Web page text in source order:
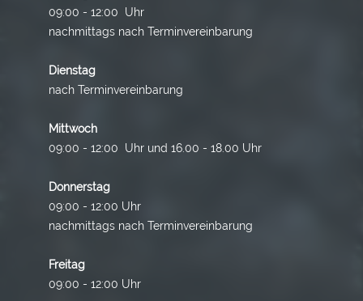
09:00 - 12:00 Uhr
nachmittags nach Terminvereinbarung
Dienstag
nach Terminvereinbarung
Mittwoch
09:00 - 12:00 Uhr und 16.00 - 18.00 Uhr
Donnerstag
09:00 - 12:00 Uhr
nachmittags nach Terminvereinbarung
Freitag
09:00 - 12:00 Uhr